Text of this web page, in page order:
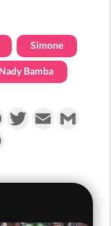
Simone
Nady Bamba
FacebookTwitterEmail